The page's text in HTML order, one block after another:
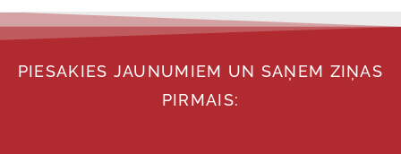
PIESAKIES JAUNUMIEM UN SAŅEM ZIŅAS
PIRMAIS: